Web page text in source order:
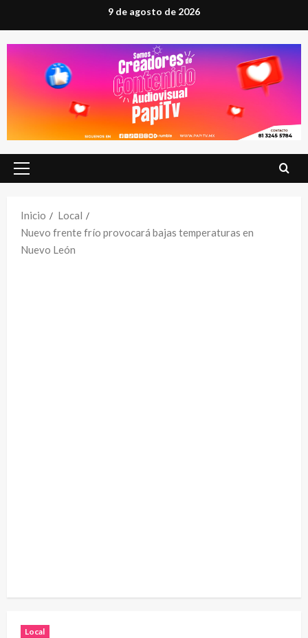
al
contenido
9 de agosto de 2026
Menú
Inicio
Local
Nuevo frente frío provocará bajas temperaturas en
Nuevo León
Local